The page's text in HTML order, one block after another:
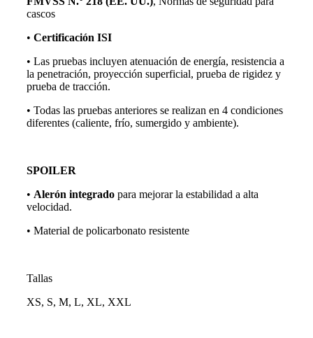
cascos
• Certificación ISI
• Las pruebas incluyen atenuación de energía, resistencia a
la penetración, proyección superficial, prueba de rigidez y
prueba de tracción.
• Todas las pruebas anteriores se realizan en 4 condiciones
diferentes (caliente, frío, sumergido y ambiente).
SPOILER
• Alerón integrado para mejorar la estabilidad a alta
velocidad.
• Material de policarbonato resistente
Tallas
XS, S, M, L, XL, XXL